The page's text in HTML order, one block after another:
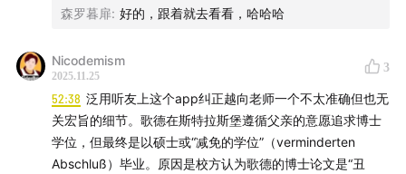
森罗暮扉: 好的，跟着就去看看，哈哈哈
Nicodemism
2025.11.25
3
52:38 泛用听友上这个app纠正越向老师一个不太准确但也无
关宏旨的细节。歌德在斯特拉斯堡遵循父亲的意愿追求博士
学位，但最终是以硕士或“减免的学位”（verminderten
Abschluß）毕业。原因是校方认为歌德的博士论文是“丑